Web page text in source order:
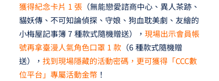
獲得紀念卡片 1 張（無能戀愛諮商中心、異人茶跡、
貓妖傳、不可知論偵探、守娘、狗血耽美劇、友繪的
小梅屋記事簿 7 種款式隨機贈送）， 現場出示會員帳
號再拿臺漫人氣角色口罩 1 款 （6 種款式隨機贈
送）， 找到現場隱藏的活動密碼，更可獲得「CCC數
位平台」專屬活動金幣！